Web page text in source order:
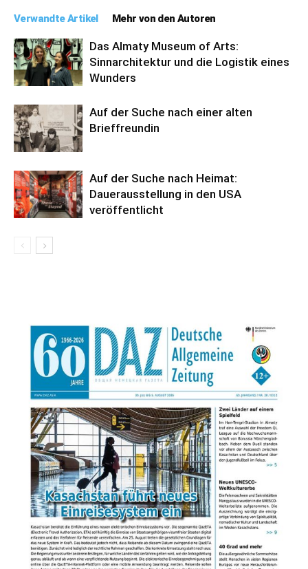
Verwandte Artikel Mehr von den Autoren
Das Almaty Museum of Arts:
Sinnarchitektur und die Logistik eines
Wunders
Auf der Suche nach einer alten
Brieffreundin
Auf der Suche nach Heimat:
Dauerausstellung in den USA
veröffentlicht